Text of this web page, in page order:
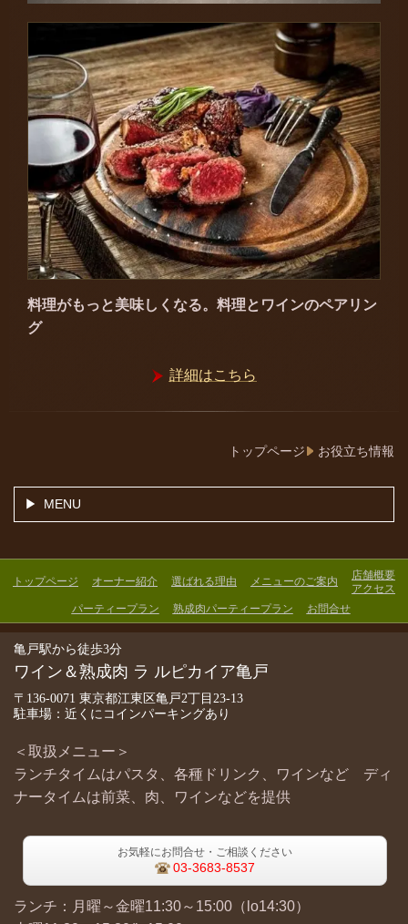
料理がもっと美味しくなる。料理とワインのペアリン
グ
詳細はこちら
トップページ お役立ち情報
MENU
トップページ オーナー紹介 選ばれる理由 メニューのご案内
店舗概要
アクセス
パーティープラン
熟成肉パーティープラン お問合せ
亀戸駅から徒歩3分
ワイン＆熟成肉 ラ ルピカイア亀戸
〒136-0071 東京都江東区亀戸2丁目23-13
駐車場：近くにコインパーキングあり
＜取扱メニュー＞
ランチタイムはパスタ、各種ドリンク、ワインなど ディ
ナータイムは前菜、肉、ワインなどを提供
お気軽にお問合せ・ご相談ください
03-3683-8537
ランチ：月曜～金曜11:30～15:00（lo14:30）